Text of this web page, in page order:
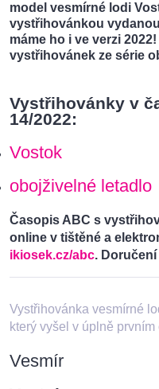
model vesmírné lodi
vystřihovánkou
máme ho i ve verzi
vystřihovánek ze série
Vystřihovánky v
14/2022:
Vostok
obojživelné letadlo
Časopis ABC s
online v tištěné a
ikiosek.cz/abc.
Vystřihovánka vesmírné
který vyšel v úplně
Vesmír